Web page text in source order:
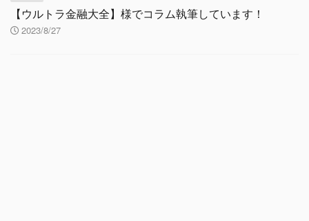
【ウルトラ金融大全】様でコラム執筆しています！
2023/8/27